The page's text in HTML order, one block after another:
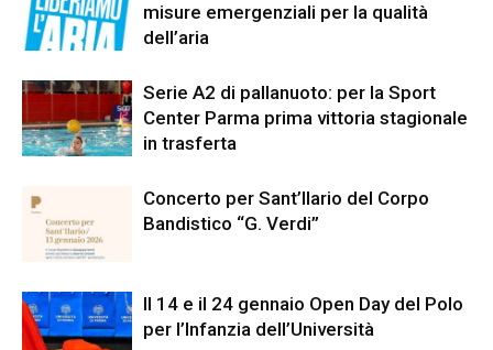
misure emergenziali per la qualità
dell’aria
Serie A2 di pallanuoto: per la Sport
Center Parma prima vittoria stagionale
in trasferta
Concerto per Sant’Ilario del Corpo
Bandistico “G. Verdi”
Il 14 e il 24 gennaio Open Day del Polo
per l’Infanzia dell’Università